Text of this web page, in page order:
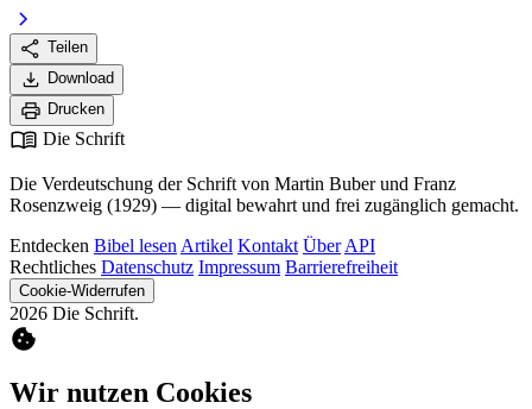
chevron_right
share Teilen
download Download
print Drucken
menu_book Die Schrift
Die Verdeutschung der Schrift von Martin Buber und Franz
Rosenzweig (1929) — digital bewahrt und frei zugänglich gemacht.
Entdecken Bibel lesen Artikel Kontakt Über API
Rechtliches Datenschutz Impressum Barrierefreiheit
Cookie-Widerrufen
2026 Die Schrift.
cookie
Wir nutzen Cookies